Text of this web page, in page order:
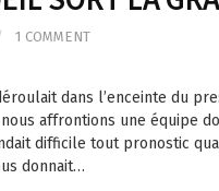
1 COMMENT
dans l’enceinte du
nous affrontions une équipe
difficile tout pronostic
donnait…